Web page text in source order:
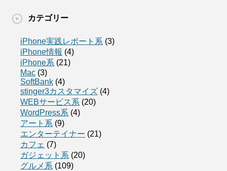
カテゴリー
iPhone実践レポート系 (3)
iPhone情報 (4)
iPhone系 (21)
Mac (3)
SoftBank (4)
stinger3カスタマイズ (4)
WEBサービス系 (20)
WordPress系 (4)
アート系 (9)
エンターテイナー (21)
カフェ (7)
ガジェット系 (20)
グルメ系 (109)